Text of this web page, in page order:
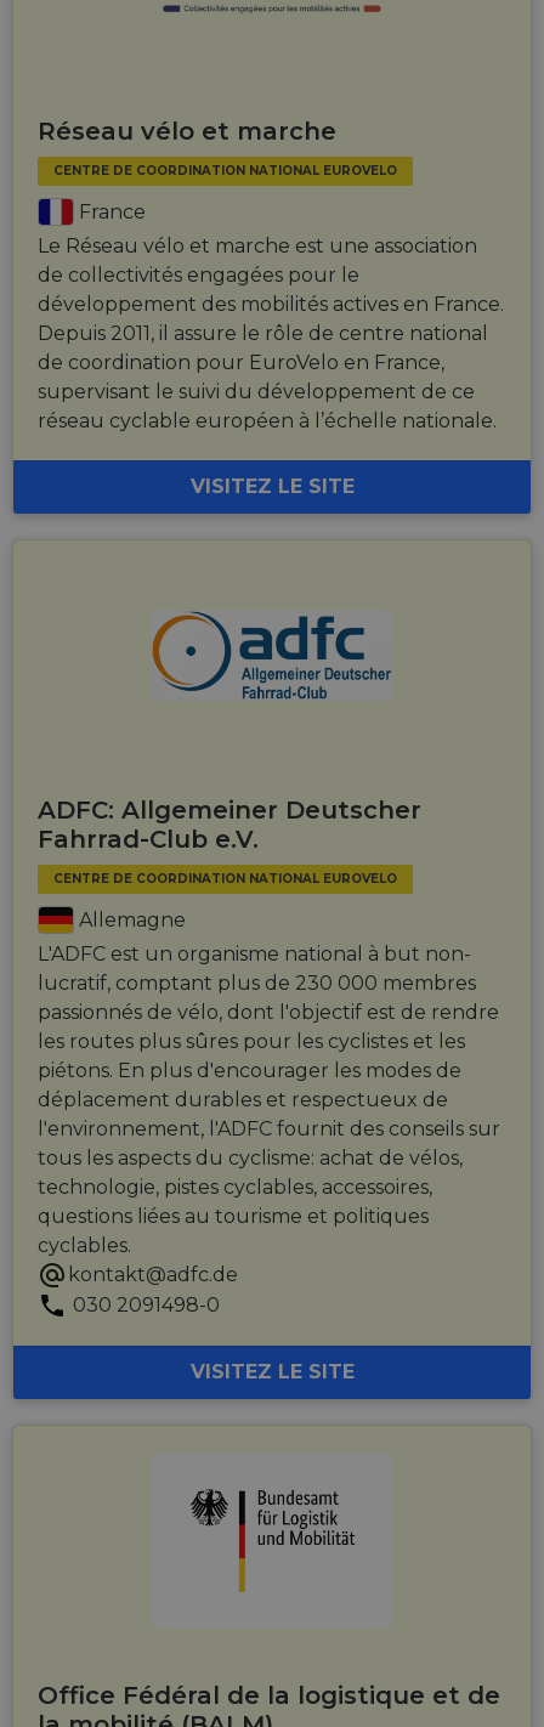
Réseau vélo et marche
CENTRE DE COORDINATION NATIONAL EUROVELO
France
Le Réseau vélo et marche est une association
de collectivités engagées pour le
développement des mobilités actives en France.
Depuis 2011, il assure le rôle de centre national
de coordination pour EuroVelo en France,
supervisant le suivi du développement de ce
réseau cyclable européen à l’échelle nationale.
VISITEZ LE SITE
ADFC: Allgemeiner Deutscher
Fahrrad-Club e.V.
CENTRE DE COORDINATION NATIONAL EUROVELO
Allemagne
L'ADFC est un organisme national à but non-
lucratif, comptant plus de 230 000 membres
passionnés de vélo, dont l'objectif est de rendre
les routes plus sûres pour les cyclistes et les
piétons. En plus d'encourager les modes de
déplacement durables et respectueux de
l'environnement, l'ADFC fournit des conseils sur
tous les aspects du cyclisme: achat de vélos,
technologie, pistes cyclables, accessoires,
questions liées au tourisme et politiques
cyclables.
kontakt@adfc.de
030 2091498-0
VISITEZ LE SITE
Office Fédéral de la logistique et de